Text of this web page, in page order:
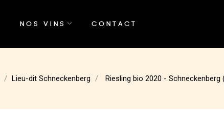
NOS VINS CONTACT
Lieu-dit Schneckenberg Riesling bio 2020 - Schneckenberg